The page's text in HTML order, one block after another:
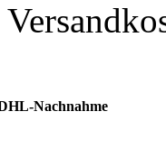
Nachnahme